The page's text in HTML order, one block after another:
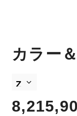
カラー